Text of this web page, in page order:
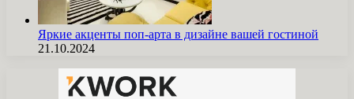
Яркие акценты поп-арта в дизайне вашей гостиной
21.10.2024